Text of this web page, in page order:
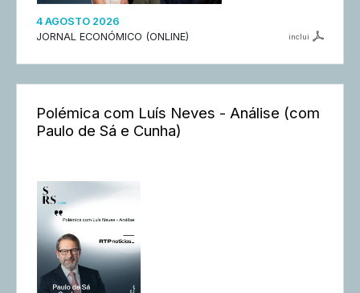
4 AGOSTO 2026
JORNAL ECONÓMICO (ONLINE)
inclui
Polémica com Luís Neves - Análise (com
Paulo de Sá e Cunha)